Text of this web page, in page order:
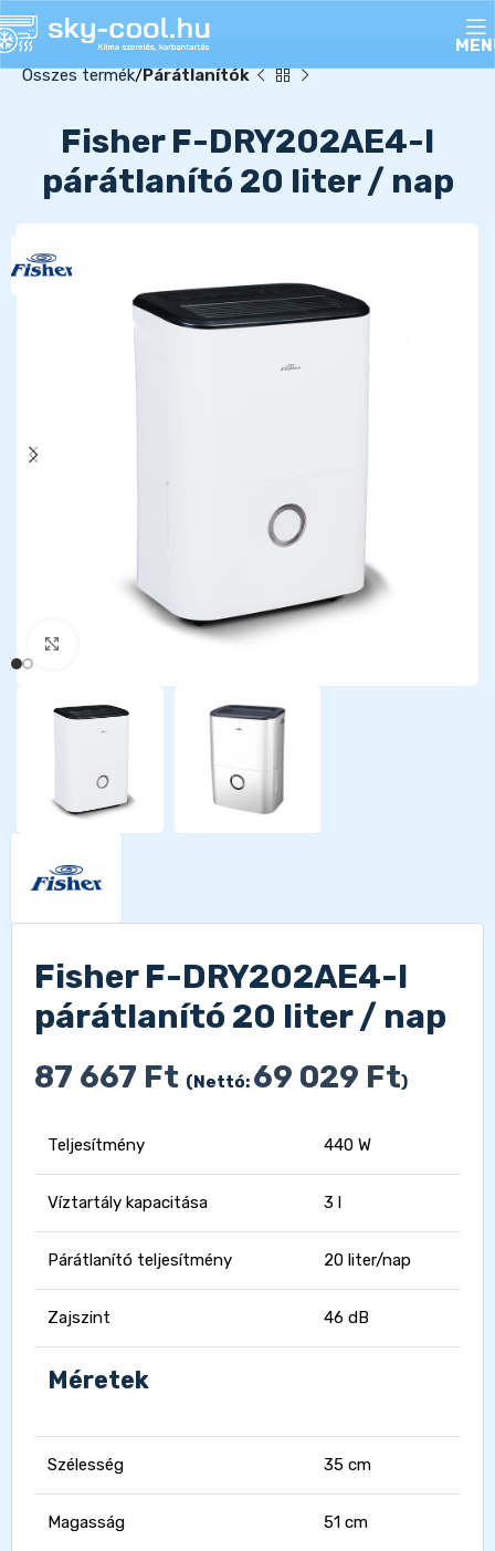
Összes termék Párátlanítók
Fisher F-DRY202AE4-I
párátlanító 20 liter / nap
Kattints a nagyításhoz
Fisher F-DRY202AE4-I
párátlanító 20 liter / nap
87 667 Ft (Nettó: 69 029 Ft)
Teljesítmény 440 W
Víztartály kapacitása 3 l
Párátlanító teljesítmény 20 liter/nap
Zajszint 46 dB
Méretek
Szélesség 35 cm
Magasság 51 cm